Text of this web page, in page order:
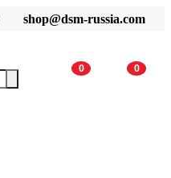
shop@dsm-russia.com
0 0